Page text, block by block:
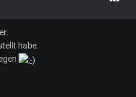
habe.